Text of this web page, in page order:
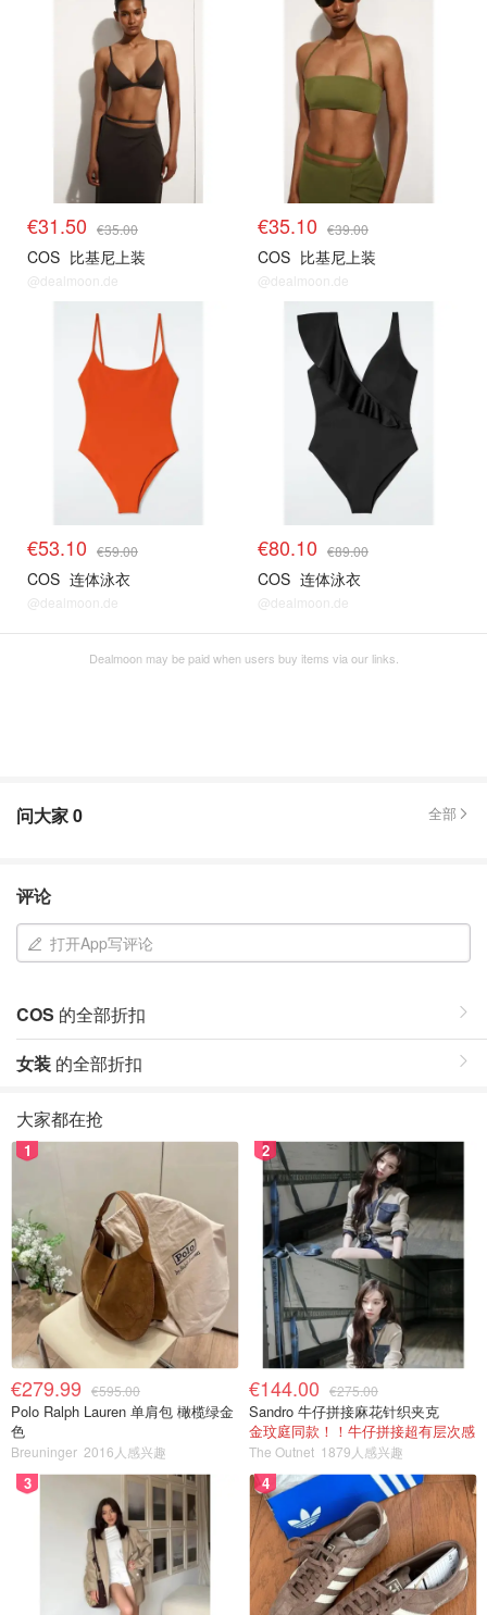
€31.50 €35.00
COS 比基尼上装
@dealmoon.de
€35.10 €39.00
COS 比基尼上装
@dealmoon.de
€53.10 €59.00
COS 连体泳衣
@dealmoon.de
€80.10 €89.00
COS 连体泳衣
@dealmoon.de
Dealmoon may be paid when users buy items via our links.
问大家0 全部
评论
打开App写评论
COS 的全部折扣
女装 的全部折扣
大家都在抢
1
€279.99 €595.00
Polo Ralph Lauren 单肩包 橄榄绿金
色
Breuninger 2016人感兴趣
2
€144.00 €275.00
Sandro 牛仔拼接麻花针织夹克
金玟庭同款！！牛仔拼接超有层次感
The Outnet 1879人感兴趣
3 4